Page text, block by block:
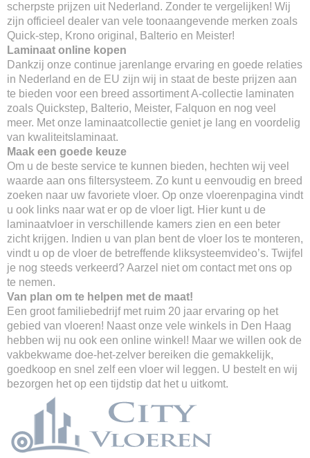
scherpste prijzen uit Nederland. Zonder te vergelijken! Wij
zijn officieel dealer van vele toonaangevende merken zoals
Quick-step, Krono original, Balterio en Meister!
Laminaat online kopen
Dankzij onze continue jarenlange ervaring en goede relaties
in Nederland en de EU zijn wij in staat de beste prijzen aan
te bieden voor een breed assortiment A-collectie laminaten
zoals Quickstep, Balterio, Meister, Falquon en nog veel
meer. Met onze laminaatcollectie geniet je lang en voordelig
van kwaliteitslaminaat.
Maak een goede keuze
Om u de beste service te kunnen bieden, hechten wij veel
waarde aan ons filtersysteem. Zo kunt u eenvoudig en breed
zoeken naar uw favoriete vloer. Op onze vloerenpagina vindt
u ook links naar wat er op de vloer ligt. Hier kunt u de
laminaatvloer in verschillende kamers zien en een beter
zicht krijgen. Indien u van plan bent de vloer los te monteren,
vindt u op de vloer de betreffende kliksysteemvideo’s. Twijfel
je nog steeds verkeerd? Aarzel niet om contact met ons op
te nemen.
Van plan om te helpen met de maat!
Een groot familiebedrijf met ruim 20 jaar ervaring op het
gebied van vloeren! Naast onze vele winkels in Den Haag
hebben wij nu ook een online winkel! Maar we willen ook de
vakbekwame doe-het-zelver bereiken die gemakkelijk,
goedkoop en snel zelf een vloer wil leggen. U bestelt en wij
bezorgen het op een tijdstip dat het u uitkomt.